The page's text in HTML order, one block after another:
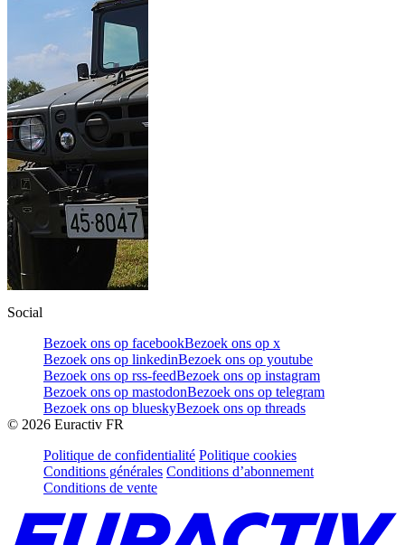
Social
Bezoek ons op facebookBezoek ons op x
Bezoek ons op linkedinBezoek ons op youtube
Bezoek ons op rss-feedBezoek ons op instagram
Bezoek ons op mastodonBezoek ons op telegram
Bezoek ons op blueskyBezoek ons op threads
© 2026 Euractiv FR
Politique de confidentialité Politique cookies
Conditions générales Conditions d’abonnement
Conditions de vente